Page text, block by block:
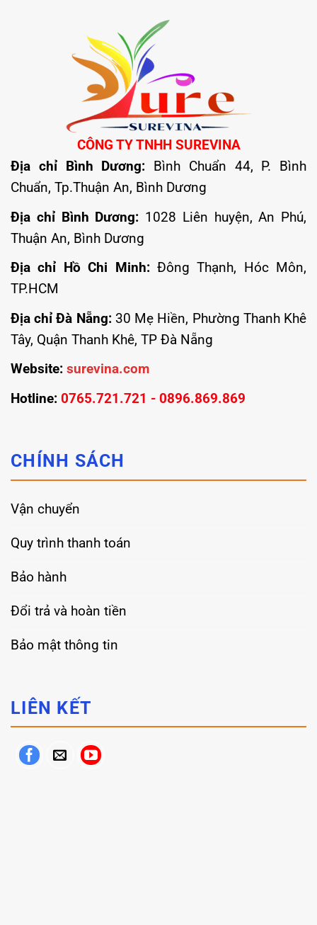
CÔNG TY TNHH SUREVINA
Địa chỉ Bình Dương: Bình Chuẩn 44, P. Bình
Chuẩn, Tp.Thuận An, Bình Dương
Địa chỉ Bình Dương: 1028 Liên huyện, An Phú,
Thuận An, Bình Dương
Địa chỉ Hồ Chi Minh:Đông Thạnh, Hóc Môn,
TP.HCM
Địa chỉ Đà Nẵng:30 Mẹ Hiền, Phường Thanh Khê
Tây, Quận Thanh Khê, TP Đà Nẵng
Website: surevina.com
Hotline: 0765.721.721 - 0896.869.869
CHÍNH SÁCH
Vận chuyển
Quy trình thanh toán
Bảo hành
Đổi trả và hoàn tiền
Bảo mật thông tin
LIÊN KẾT